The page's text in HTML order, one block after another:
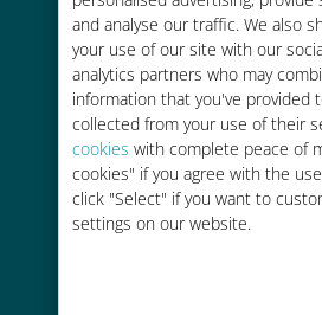
and analyse our traffic. We also
your use of our site with our
analytics partners who may
information that you've provided
collected from your use of their
cookies with complete peace of
cookies" if you agree with the
click "Select" if you want to
settings on our website.
비용 효율
기존 통신사 로밍 요
90% 저렴합